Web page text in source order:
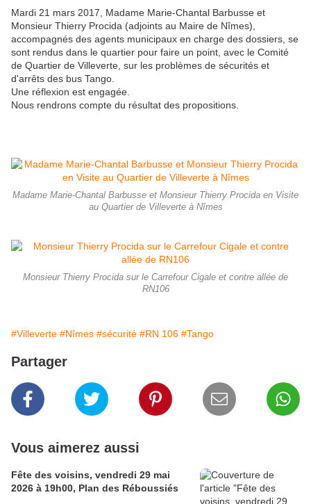
Mardi 21 mars 2017, Madame Marie-Chantal Barbusse et
Monsieur Thierry Procida (adjoints au Maire de Nîmes),
accompagnés des agents municipaux en charge des dossiers, se
sont rendus dans le quartier pour faire un point, avec le Comité
de Quartier de Villeverte, sur les problèmes de sécurités et
d'arrêts des bus Tango.
Une réflexion est engagée.
Nous rendrons compte du résultat des propositions.
Madame Marie-Chantal Barbusse et Monsieur Thierry Procida en Visite
au Quartier de Villeverte à Nîmes
Monsieur Thierry Procida sur le Carrefour Cigale et contre allée de
RN106
#Villeverte #Nîmes #sécurité #RN 106 #Tango
Partager
Vous aimerez aussi
Fête des voisins, vendredi 29 mai
2026 à 19h00, Plan des Réboussiés